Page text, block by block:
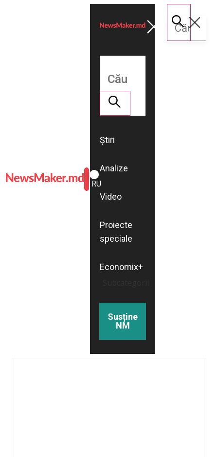
ROMÂNĂ
RU
Știri
Analize
Video
Proiecte
speciale
Economix+
Susține
NM